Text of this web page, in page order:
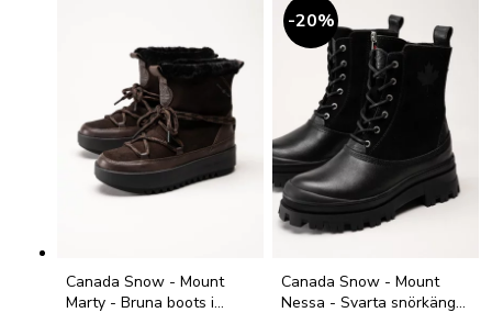
Canada Snow - Mount
Marty - Bruna boots i
20%
Canada Snow - Mount
Nessa - Svarta snörkängor